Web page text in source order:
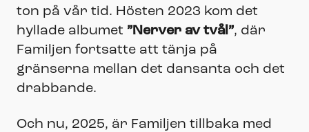
ton på vår tid. Hösten 2023 kom det
hyllade albumet ”Nerver av tvål”, där
Familjen fortsatte att tänja på
gränserna mellan det dansanta och det
drabbande.
Och nu, 2025, är Familjen tillbaka med